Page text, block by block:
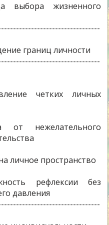
выбора жизненного
границ личности
четких личных
от нежелательного
личное пространство
рефлексии без
давления